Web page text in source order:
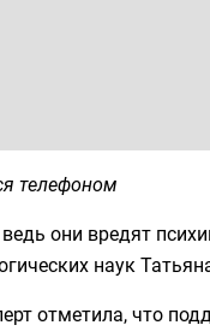
телефоном
они вредят
наук
отметила, что